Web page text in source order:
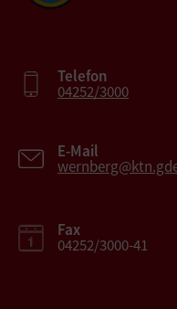
Telefon
04252/3000
E-Mail
Fax
04252/3000-41